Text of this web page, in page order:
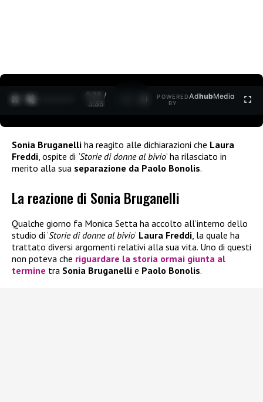
0:30 /
3:35
POWERED
BY
AdhubMedia
Sonia Bruganelli ha reagito alle dichiarazioni che Laura
Freddi , ospite di ‘Storie di donne al bivio‘ ha rilasciato in
merito alla sua separazione da Paolo Bonolis.
La reazione di Sonia Bruganelli
Qualche giorno fa Monica Setta ha accolto all’interno dello
studio di ‘Storie di donne al bivio‘ Laura Freddi, la quale ha
trattato diversi argomenti relativi alla sua vita. Uno di questi
non poteva che riguardare la storia ormai giunta al
termine tra Sonia Bruganelli e Paolo Bonolis.